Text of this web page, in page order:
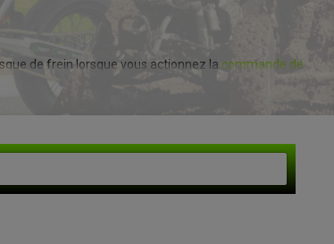
de frein lorsque vous actionnez la commande de
mais aussi pour le contrôle total de votre quad, en